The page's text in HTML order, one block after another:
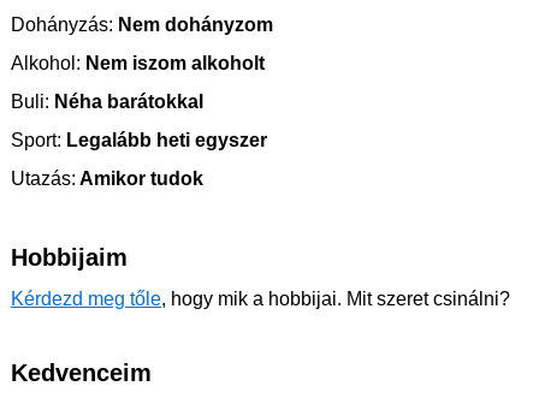
Dohányzás: Nem dohányzom
Alkohol: Nem iszom alkoholt
Buli: Néha barátokkal
Sport: Legalább heti egyszer
Utazás: Amikor tudok
Hobbijaim
Kérdezd meg tőle, hogy mik a hobbijai. Mit szeret csinálni?
Kedvenceim